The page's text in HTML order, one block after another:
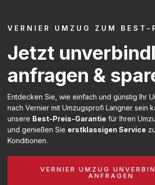
VERNIER UMZUG ZUM BEST-
Jetzt
anfragen &
Entdecken Sie, wie einfach und günstig Ihr
nach Vernier mit Umzugsprofi Langner sein
unsere Best-Preis-Garantie für Ihren
und genießen Sie erstklassigen Service
Konditionen.
VERNIER UMZUG
ANFRAGEN